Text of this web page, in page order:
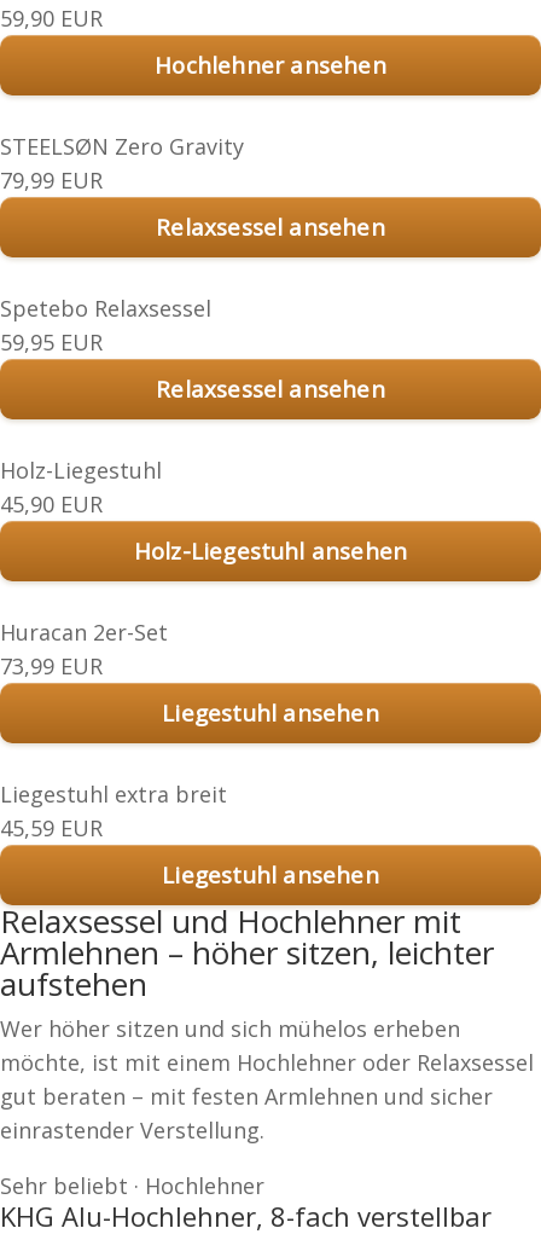
59,90 EUR
Hochlehner ansehen
STEELSØN Zero Gravity
79,99 EUR
Relaxsessel ansehen
Spetebo Relaxsessel
59,95 EUR
Relaxsessel ansehen
Holz-Liegestuhl
45,90 EUR
Holz-Liegestuhl ansehen
Huracan 2er-Set
73,99 EUR
Liegestuhl ansehen
Liegestuhl extra breit
45,59 EUR
Liegestuhl ansehen
Relaxsessel und Hochlehner mit
Armlehnen – höher sitzen, leichter
aufstehen
Wer höher sitzen und sich mühelos erheben
möchte, ist mit einem Hochlehner oder Relaxsessel
gut beraten – mit festen Armlehnen und sicher
einrastender Verstellung.
Sehr beliebt · Hochlehner
KHG Alu-Hochlehner, 8-fach verstellbar